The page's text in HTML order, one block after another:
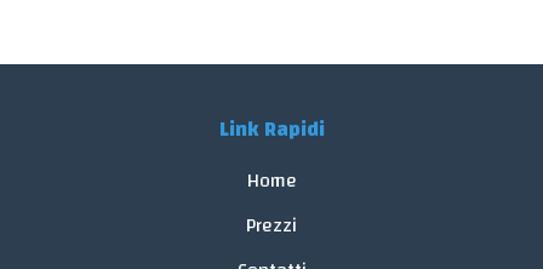
Link Rapidi
Home
Prezzi